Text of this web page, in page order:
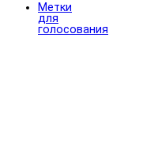
Метки
для
голосования